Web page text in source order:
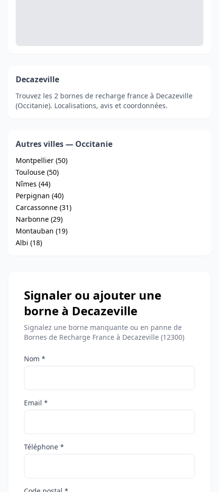
Decazeville
Trouvez les 2 bornes de recharge france à Decazeville
(Occitanie). Localisations, avis et coordonnées.
Autres villes — Occitanie
Montpellier (50)
Toulouse (50)
Nîmes (44)
Perpignan (40)
Carcassonne (31)
Narbonne (29)
Montauban (19)
Albi (18)
Signaler ou ajouter une
borne à Decazeville
Signalez une borne manquante ou en panne de
Bornes de Recharge France à Decazeville (12300)
Nom *
Email *
Téléphone *